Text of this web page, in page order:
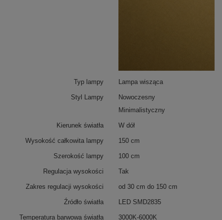
Typ lampy Lampa wisząca
Styl Lampy
Nowoczesny
Minimalistyczny
Kierunek światła W dół
Wysokość całkowita lampy 150 cm
Szerokość lampy 100 cm
Regulacja wysokości Tak
Zakres regulacji wysokości od 30 cm do 150 cm
Źródło światła LED SMD2835
Temperatura barwowa światła 3000K-6000K